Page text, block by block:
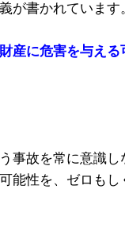
書かれています
産に危害を与え
事故を常に意識
能性を、ゼロも